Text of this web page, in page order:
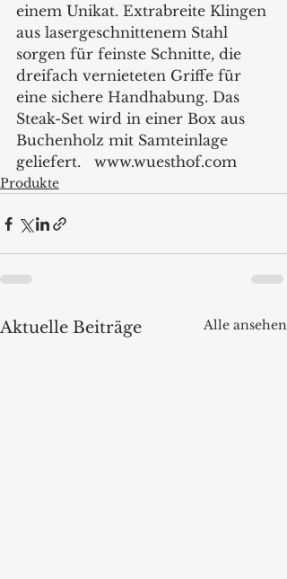
einem Unikat. Extrabreite Klingen
aus lasergeschnittenem Stahl
sorgen für feinste Schnitte, die
dreifach vernieteten Griffe für
eine sichere Handhabung. Das
Steak-Set wird in einer Box aus
Buchenholz mit Samteinlage
geliefert.   www.wuesthof.com
Produkte
Aktuelle Beiträge Alle ansehen